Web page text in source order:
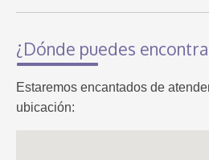
¿Dónde puedes
Estaremos encantados de
ubicación: